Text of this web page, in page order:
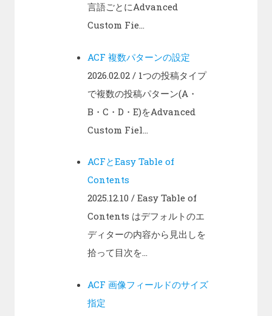
言語ごとにAdvanced
Custom Fie...
ACF 複数パターンの設定
2026.02.02 / 1つの投稿タイプ
で複数の投稿パターン(A・
B・C・D・E)をAdvanced
Custom Fiel...
ACFとEasy Table of
Contents
2025.12.10 / Easy Table of
Contents はデフォルトのエ
ディターの内容から見出しを
拾って目次を...
ACF 画像フィールドのサイズ
指定